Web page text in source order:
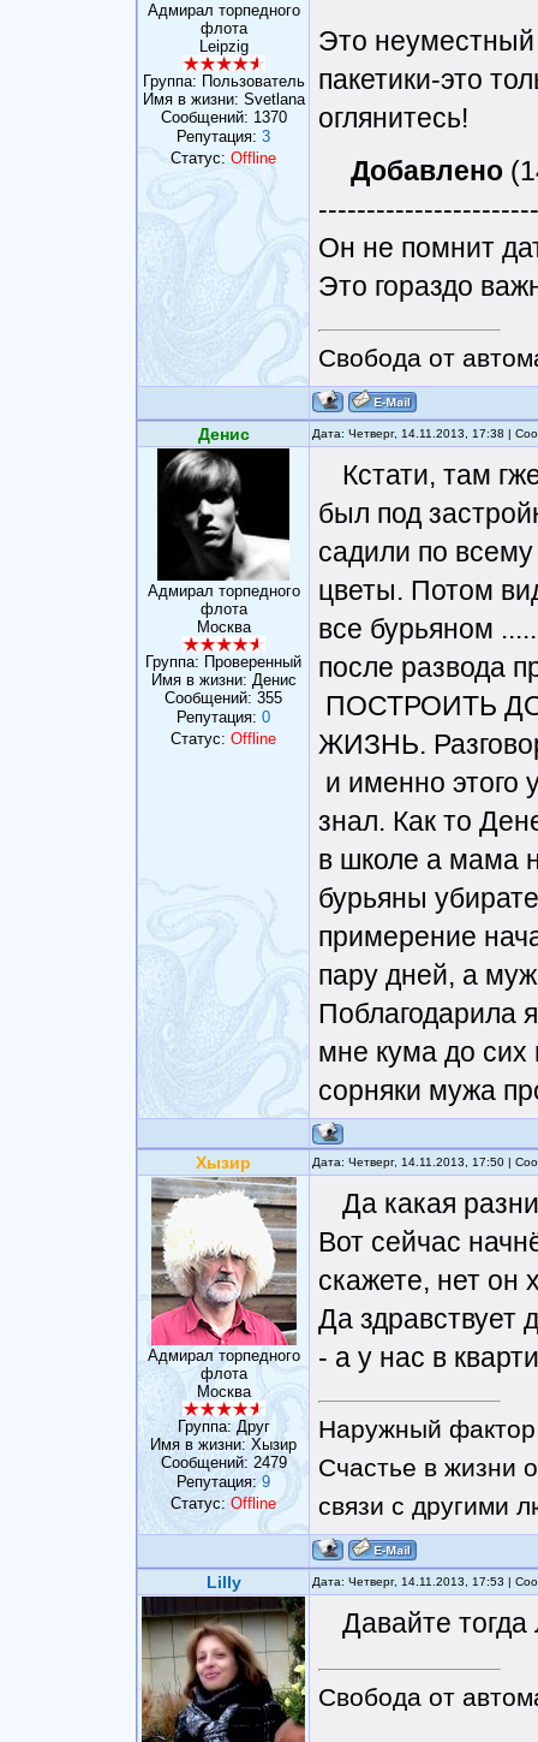
Адмирал торпедного
флота
Leipzig
Группа: Пользователь
Имя в жизни: Svetlana
Сообщений: 1370
Репутация: 3
Статус: Offline
Это неуместный
пакетики-это
оглянитесь!
Добавлено
Он не помнит
Это гораздо
Свобода от
Денис Дата: Четверг, 14.11.2013, 17:38 |
Адмирал торпедного
флота
Москва
Группа: Проверенный
Имя в жизни: Денис
Сообщений: 355
Репутация: 0
Статус: Offline
Кстати, там
был под
садили по
цветы. Потом
все бурьяном
после развода
ПОСТРОИТЬ
ЖИЗНЬ.
и именно этого
знал. Как то
в школе а мама
бурьяны
примерение
пару дней, а
Поблагодарила
мне кума до сих
сорняки мужа
Хызир Дата: Четверг, 14.11.2013, 17:50 |
Адмирал торпедного
флота
Москва
Группа: Друг
Имя в жизни: Хызир
Сообщений: 2479
Репутация:9
Статус: Offline
Да какая
Вот сейчас
скажете, нет он
Да здравствует
- а у нас в
Наружный фактор
Счастье в жизни
связи с другими
Lilly Дата: Четверг, 14.11.2013, 17:53 |
Давайте
Свобода от